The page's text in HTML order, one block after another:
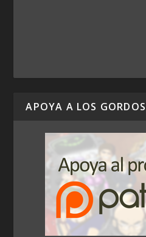
APOYA A LOS GORDOS